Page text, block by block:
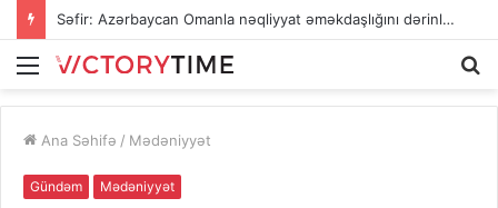
Səfir: Azərbaycan Omanla nəqliyyat əməkdaşlığını dərinləşdirməyə hazırdır
Menu
Ana Səhifə / Mədəniyyət
Gündəm Mədəniyyət